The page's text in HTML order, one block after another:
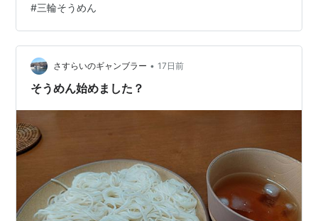
「涼風そうめんつゆ」は、奈良県御所市にある昭和6年
（1931年）創業の片上醤油が醸す素麺のつゆ。 片上醤油
の淡色天然醸造醤油をベースに、鰹、昆布、椎茸の出汁
を重ねて仕立てている。 3〜5倍希釈でそうめんや天つゆ
に使え、8〜10倍に薄めれば、だし巻き卵や煮物、15〜
#三輪そうめん
さすらいのギャンブラー • 17日前
そうめん始めました？